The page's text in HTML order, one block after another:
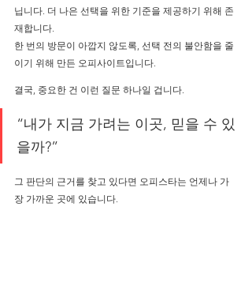
닙니다. 더 나은 선택을 위한 기준을 제공하기 위해 존
재합니다.
한 번의 방문이 아깝지 않도록, 선택 전의 불안함을 줄
이기 위해 만든 오피사이트입니다.
결국, 중요한 건 이런 질문 하나일 겁니다.
“내가 지금 가려는 이곳, 믿을 수 있
을까?”
그 판단의 근거를 찾고 있다면 오피스타는 언제나 가
장 가까운 곳에 있습니다.